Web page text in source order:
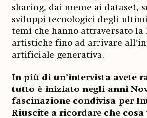
sharing, dai meme ai dataset,
sviluppi tecnologici degli
temi che hanno attraversato la
artistiche fino ad arrivare
artificiale generativa.
In più di un’intervista avete
tutto è iniziato negli anni
fascinazione condivisa per
Riuscite a ricordare che